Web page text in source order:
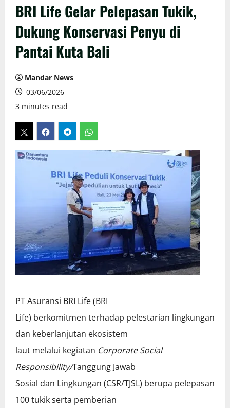
BRI Life Gelar Pelepasan Tukik,
Dukung Konservasi Penyu di
Pantai Kuta Bali
Mandar News
03/06/2026
3 minutes read
PT Asuransi BRI Life (BRI
Life) berkomitmen terhadap pelestarian lingkungan
dan keberlanjutan ekosistem
laut melalui kegiatan Corporate Social
Responsibility/Tanggung Jawab
Sosial dan Lingkungan (CSR/TJSL) berupa pelepasan
100 tukik serta pemberian